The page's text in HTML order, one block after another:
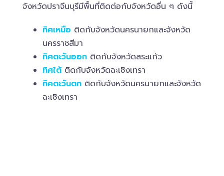
จังหวัดปราจีนบุรีมีพื้นที่ติดต่อกับจังหวัดอื่น ๆ ดังนี้
ทิศเหนือ ติดกับจังหวัดนครนายกและจังหวัด
นครราชสีมา
ทิศตะวันออก ติดกับจังหวัดสระแก้ว
ทิศใต้ ติดกับจังหวัดฉะเชิงเทรา
ทิศตะวันตก ติดกับจังหวัดนครนายกและจังหวัด
ฉะเชิงเทรา